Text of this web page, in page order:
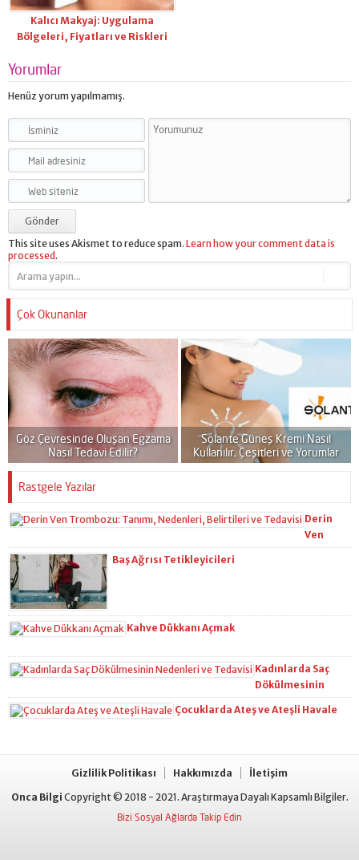
Kalıcı Makyaj: Uygulama
Bölgeleri, Fiyatları ve Riskleri
Yorumlar
Henüz yorum yapılmamış.
This site uses Akismet to reduce spam. Learn how your comment data is
processed.
Çok Okunanlar
Göz Çevresinde Oluşan Egzama
Nasıl Tedavi Edilir?
Solante Güneş Kremi Nasıl
Kullanılır, Çeşitleri ve Yorumlar
Rastgele Yazılar
Derin
Ven
Trombozu:
ve
Baş Ağrısı Tetikleyicileri
Kahve Dükkanı Açmak
Kadınlarda Saç
Dökülmesinin
Nedenleri ve
Tedavisi
Çocuklarda Ateş ve Ateşli Havale
Gizlilik Politikası Hakkımızda
İletişim
Onca Bilgi Copyright © 2018 - 2021. Araştırmaya Dayalı Kapsamlı Bilgiler.
Bizi Sosyal Ağlarda Takip Edin